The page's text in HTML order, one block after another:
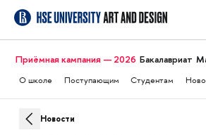
Приёмная кампания — 2026 Бакалавриат
О школе Поступающим Студентам
Новости